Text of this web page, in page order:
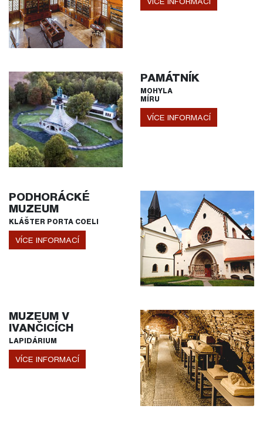
PAMÁTNÍK
MOHYLA
MÍRU
VÍCE INFORMACÍ
PODHORÁCKÉ
MUZEUM
KLÁŠTER PORTA COELI
VÍCE INFORMACÍ
MUZEUM V
IVANČICÍCH
LAPIDÁRIUM
VÍCE INFORMACÍ